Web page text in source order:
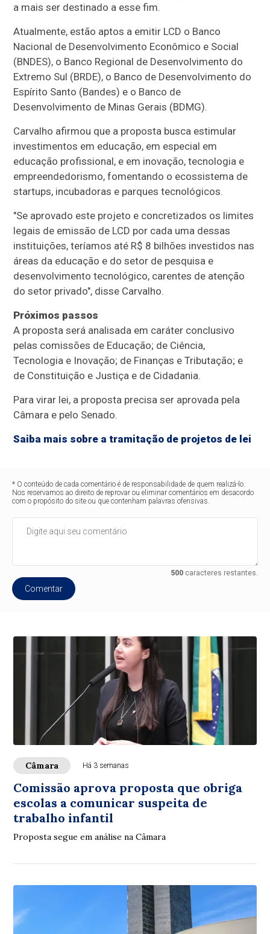
a mais ser destinado a esse fim.
Atualmente, estão aptos a emitir LCD o Banco
Nacional de Desenvolvimento Econômico e Social
(BNDES), o Banco Regional de Desenvolvimento do
Extremo Sul (BRDE), o Banco de Desenvolvimento do
Espírito Santo (Bandes) e o Banco de
Desenvolvimento de Minas Gerais (BDMG).
Carvalho afirmou que a proposta busca estimular
investimentos em educação, em especial em
educação profissional, e em inovação, tecnologia e
empreendedorismo, fomentando o ecossistema de
startups, incubadoras e parques tecnológicos.
"Se aprovado este projeto e concretizados os limites
legais de emissão de LCD por cada uma dessas
instituições, teríamos até R$ 8 bilhões investidos nas
áreas da educação e do setor de pesquisa e
desenvolvimento tecnológico, carentes de atenção
do setor privado", disse Carvalho.
Próximos passos
A proposta será analisada em caráter conclusivo
pelas comissões de Educação; de Ciência,
Tecnologia e Inovação; de Finanças e Tributação; e
de Constituição e Justiça e de Cidadania.
Para virar lei, a proposta precisa ser aprovada pela
Câmara e pelo Senado.
Saiba mais sobre a tramitação de projetos de lei
* O conteúdo de cada comentário é de responsabilidade de quem realizá-lo.
Nos reservamos ao direito de reprovar ou eliminar comentários em desacordo
com o propósito do site ou que contenham palavras ofensivas.
500caracteres restantes.
Comentar
Câmara Há 3 semanas
Comissão aprova proposta que obriga
escolas a comunicar suspeita de
trabalho infantil
Proposta segue em análise na Câmara